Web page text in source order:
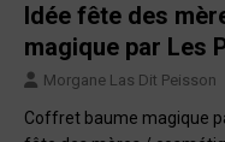
Idée fête des
magique par Les
Morgane Las Dit Peisson
Coffret baume magique